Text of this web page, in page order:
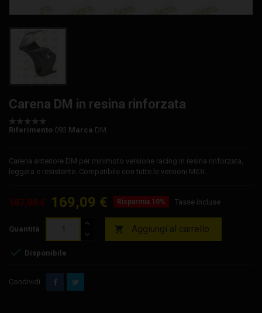
Carena DM in resina rinforzata
Riferimento 093 Marca DM
Carena anteriore DM per minimoto versione racing in resina rinforzata,
leggera e resistente. Compatibile con tutte le versioni MIDI.
187,88 € 169,09 € Risparmia 10% Tasse incluse
Quantità  Aggiungi al carrello
 Disponibile
Condividi